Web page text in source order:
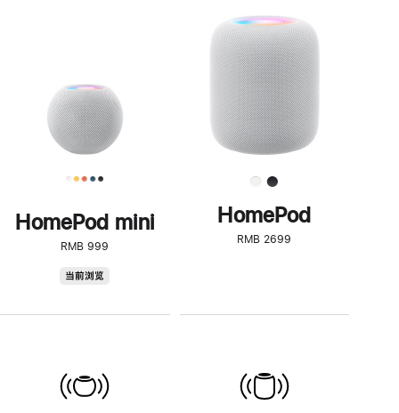
HomePod mini
RMB 999
当前浏览
步
了
解
HomePod<
HomePod
RMB 2699